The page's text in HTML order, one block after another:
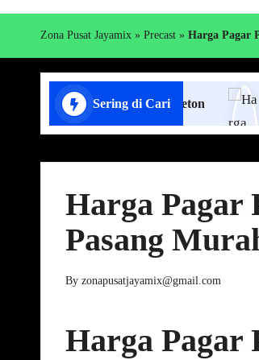
Zona Pusat Jayamix » Precast » Harga Pagar
Sering di Cari
Pagar Panel Beton
Harga Pagar
Pasang
Posted
By zonapusatjayamix@gmail.com
Harga Pagar